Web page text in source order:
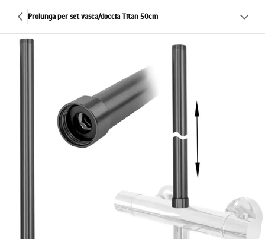
Prolunga per set vasca/doccia Titan 50cm